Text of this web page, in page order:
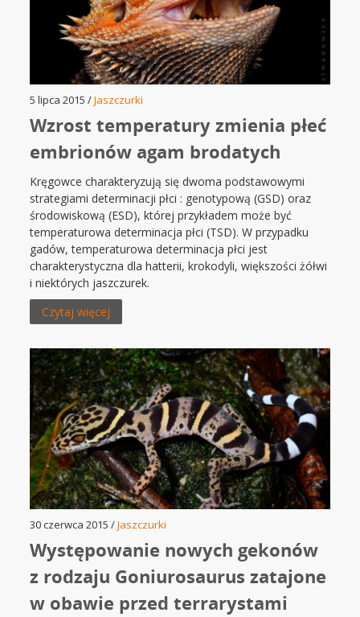
5 lipca 2015 /Jaszczurki
Wzrost temperatury zmienia płeć
embrionów agam brodatych
Kręgowce charakteryzują się dwoma podstawowymi
strategiami determinacji płci : genotypową (GSD) oraz
środowiskową (ESD), której przykładem może być
temperaturowa determinacja płci (TSD). W przypadku
gadów, temperaturowa determinacja płci jest
charakterystyczna dla hatterii, krokodyli, większości żółwi
i niektórych jaszczurek.
Czytaj więcej
30 czerwca 2015 /Jaszczurki
Występowanie nowych gekonów
z rodzaju Goniurosaurus zatajone
w obawie przed terrarystami